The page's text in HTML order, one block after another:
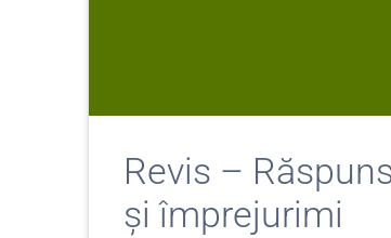
Revis –
și împrejurimi